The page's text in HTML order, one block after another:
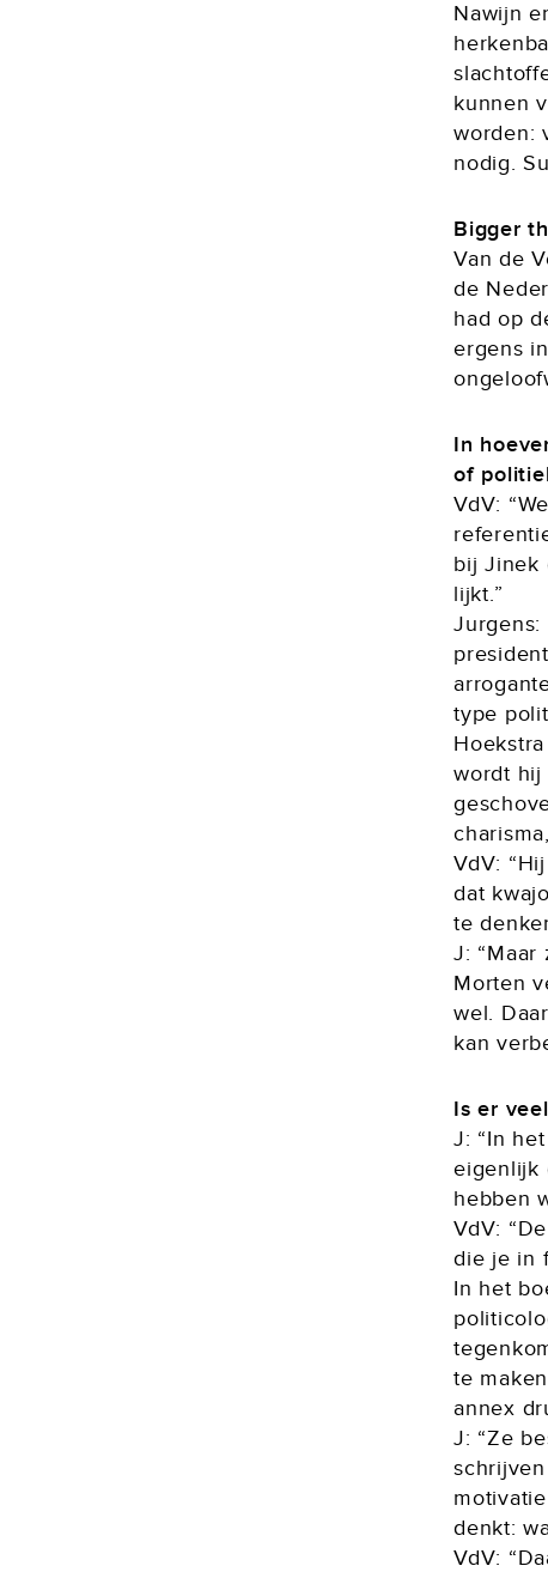
Nawijn
kunnen
worden:
nodig.
Bigger
Van de
de
had op
ergens
In
of
VdV:
bij Jinek
lijkt.”
Jurgens:
type
wordt hij
VdV:
dat
te
J:
Morten
wel.
kan
Is er
J: “In
eigenlijk
hebben
VdV:
die je in
In het
te
annex
J: “Ze
denkt:
VdV: